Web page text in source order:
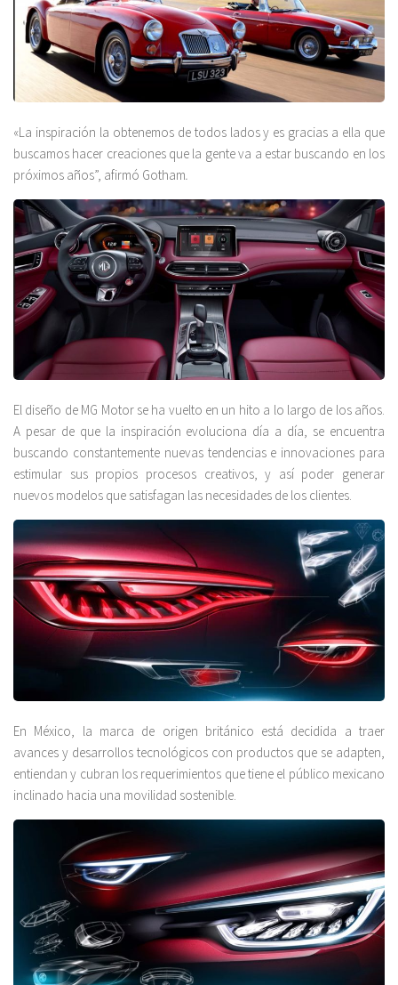
«La inspiración la obtenemos de todos lados y es gracias a ella que
buscamos hacer creaciones que la gente va a estar buscando en los
próximos años”, afirmó Gotham.
El diseño de MG Motor se ha vuelto en un hito a lo largo de los años.
A pesar de que la inspiración evoluciona día a día, se encuentra
buscando constantemente nuevas tendencias e innovaciones para
estimular sus propios procesos creativos, y así poder generar
nuevos modelos que satisfagan las necesidades de los clientes.
En México, la marca de origen británico está decidida a traer
avances y desarrollos tecnológicos con productos que se adapten,
entiendan y cubran los requerimientos que tiene el público mexicano
inclinado hacia una movilidad sostenible.